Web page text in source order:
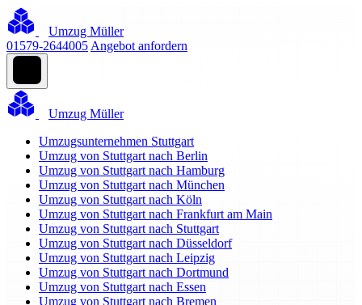
Umzug Müller
01579-2644005 Angebot anfordern
Umzug Müller
Umzugsunternehmen Stuttgart
Umzug von Stuttgart nach Berlin
Umzug von Stuttgart nach Hamburg
Umzug von Stuttgart nach München
Umzug von Stuttgart nach Köln
Umzug von Stuttgart nach Frankfurt am Main
Umzug von Stuttgart nach Stuttgart
Umzug von Stuttgart nach Düsseldorf
Umzug von Stuttgart nach Leipzig
Umzug von Stuttgart nach Dortmund
Umzug von Stuttgart nach Essen
Umzug von Stuttgart nach Bremen